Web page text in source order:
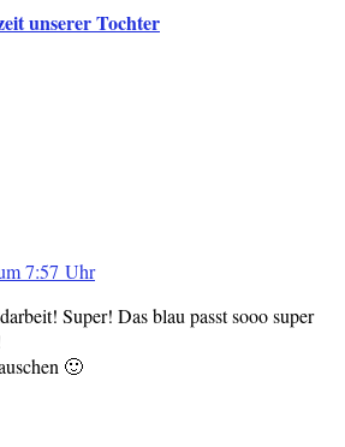
unserer Tochter
7:57 Uhr
Super! Das blau passt sooo super
🙂